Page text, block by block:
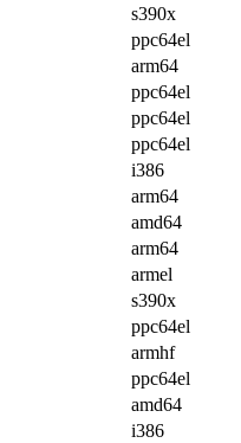
s390x
ppc64el
arm64
ppc64el
ppc64el
ppc64el
i386
arm64
amd64
arm64
armel
s390x
ppc64el
armhf
ppc64el
amd64
i386